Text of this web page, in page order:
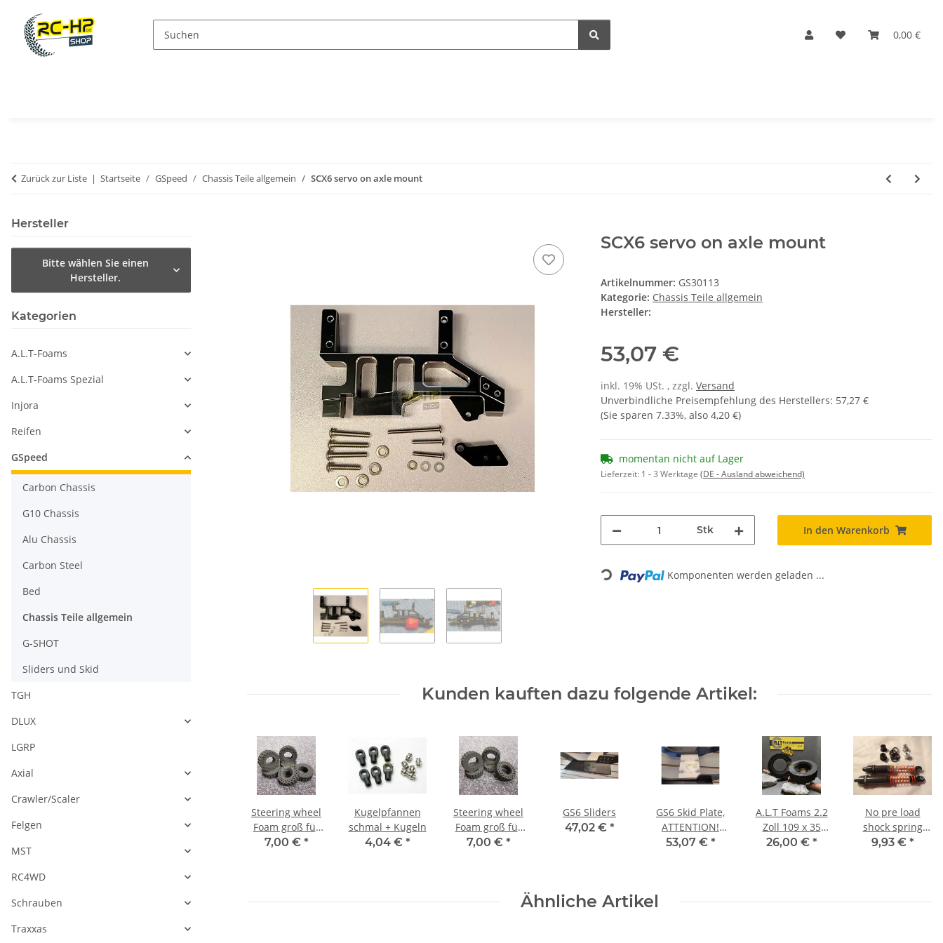
0,00 €
Zurück zur Liste Startseite GSpeed Chassis Teile allgemein SCX6 servo on axle mount
SCX6 servo on axle mount
Artikelnummer: GS30113
Kategorie: Chassis Teile allgemein
Hersteller:
53,07 €
inkl. 19% USt. , zzgl. Versand
Unverbindliche Preisempfehlung des Herstellers: 57,27 €
(Sie sparen 7.33%, also 4,20 €)
momentan nicht auf Lager
Lieferzeit: 1 - 3 Werktage (DE - Ausland abweichend)
Stk In den Warenkorb
Loading... Komponenten werden geladen ...
Kunden kauften dazu folgende Artikel:
carbon fiber
(rails only)
DESCRIPTION!
Steering wheel
Foam groß für
Spektrum DX5
7,00 € *
Kugelpfannen
schmal + Kugeln
4,04 € *
Steering wheel
Foam groß für
Traxxas Funken
7,00 € *
GS6 Sliders
47,02 € *
GS6 Skid Plate,
ATTENTION!
READ
53,07 € *
A.L.T Foams 2.2
Zoll 109 x 35
mm Ghost (2
26,00 € *
No pre load
shock spring
cups Black
9,93 € *
Ähnliche Artikel
Hersteller
Bitte wählen Sie einen
Hersteller.
Kategorien
A.L.T-Foams
A.L.T-Foams Spezial
Injora
Reifen
GSpeed
Carbon Chassis
G10 Chassis
Alu Chassis
Carbon Steel
Bed
Chassis Teile allgemein
G-SHOT
Sliders und Skid
TGH
DLUX
LGRP
Axial
Crawler/Scaler
Felgen
MST
RC4WD
Schrauben
Traxxas